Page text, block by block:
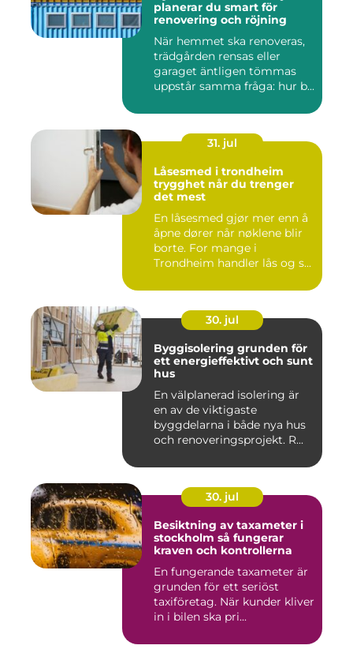
planerar du smart för
renovering och röjning
När hemmet ska renoveras,
trädgården rensas eller
garaget äntligen tömmas
uppstår samma fråga: hur b...
31. jul
Låsesmed i trondheim
trygghet når du trenger
det mest
En låsesmed gjør mer enn å
åpne dører når nøklene blir
borte. For mange i
Trondheim handler lås og s...
30. jul
Byggisolering grunden för
ett energieffektivt och sunt
hus
En välplanerad isolering är
en av de viktigaste
byggdelarna i både nya hus
och renoveringsprojekt. R...
30. jul
Besiktning av taxameter i
stockholm så fungerar
kraven och kontrollerna
En fungerande taxameter är
grunden för ett seriöst
taxiföretag. När kunder kliver
in i bilen ska pri...